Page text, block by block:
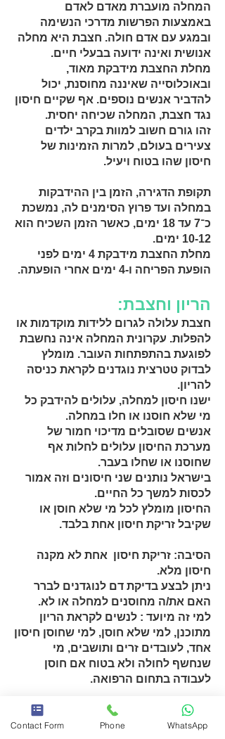
המחלה מועברת מאדם לאדם
באמצעות הפרשות מדרכי הנשימה
ובמגע עם אדם חולה. חצבת היא מחלה
אנושית ואינה ידועה בבעלי חיים.
מחלת החצבת מידבקת מאוד,
ובאוכלוסייה שאיננה מחוסנת, יכול
להדביר אנשים נוספים. אף שקיים חיסון
נגד חצבת, המחלה שכיחה יחסית.
זהו גורם חשוב למוות בקרב ילדים
צעירים בעולם, למרות הזמינות של
חיסון שהו בטוח ויעיל.
תקופת הדגירה, הזמן בין ההידבקות
במחלה ועד פרוץ הסימנים לה, נמשכת
כ־7 עד 18 ימים, כאשר הזמן השכיח הוא
10-12 ימים.
מחלת החצבת מידבקת 4 ימים לפני
הופעת הפריחה ו-4 ימים אחרי הופעתה.
הריון וחצבת:
חצבת עלולה לגרום ללידות מוקדמות או
להפלות. עקרונית המחלה אינה נחשבת
לפוגעת בהתפתחות העובר. מומלץ
לבדוק טטרצית נוגדנים לקראת כניסה
להריון.
ישנו חיסון למחלה, עלולים להידבק כל
מי שלא חוסנו או חלו במחלה.
אנשים שסובלים מדיכוי חמור של
מערכת החיסון עלולים לחלות אף
שחוסנו או שחלו בעבר.
בישראל נותנים שני חיסונים וזה אמור
לכסות למשך כל החיים.
החיסון מומלץ לכל מי שלא חוסן או
שקיבל זריקת חיסון אחת בלבד.
הסיבה: זריקת חיסון אחת לא מקנה
חיסון מלא.
ניתן לבצע בדיקת דם לנוגדנים לברר
האם את/ה מחוסנים למחלה או לא.
למי זה מיועד : לנשים לקראת הריון
מתוכנן, למי שלא חוסן, למי שחוסן חיסון
אחד, לעובדים זרים ותושבים, מי
שנחשף לחולה ולא בטוח אם חוסן
לעבודה בתחום הרפואה.
כיצד זה מבוצע ?
נלקחת בדיקת דם מהוריד לתוך מבחנה.
Contact Form Phone WhatsApp